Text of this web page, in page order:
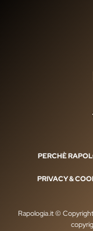
PERCHÈ
PRIVACY &
Rapologia.it ©